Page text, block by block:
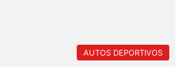
AUTOS DEPORTIVOS